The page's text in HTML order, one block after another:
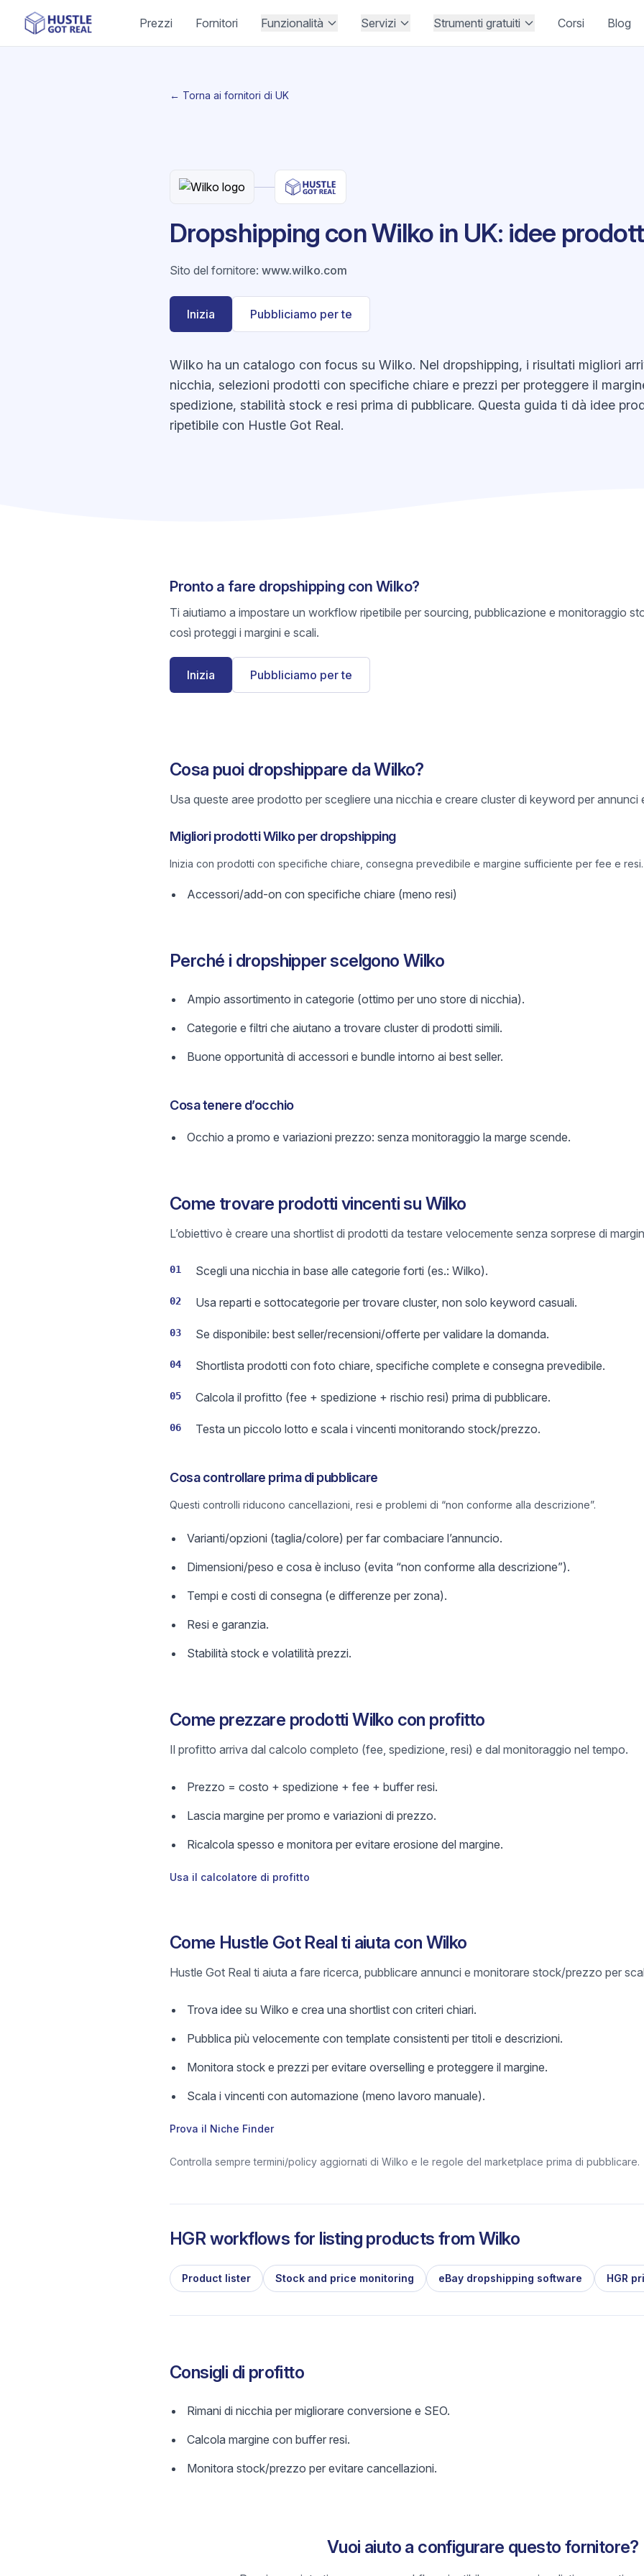
Prezzi Fornitori Funzionalità Servizi Strumenti gratuiti Corsi Blog
← Torna ai fornitori di UK
Dropshipping con Wilko in UK: idee
Sito del fornitore: www.wilko.com
Inizia Pubbliciamo per te
Wilko ha un catalogo con focus su Wilko. Nel dropshipping, i risultati migliori
nicchia, selezioni prodotti con specifiche chiare e prezzi per proteggere il
spedizione, stabilità stock e resi prima di pubblicare. Questa guida ti dà idee
ripetibile con Hustle Got Real.
Pronto a fare dropshipping con Wilko?
Ti aiutiamo a impostare un workflow ripetibile per sourcing, pubblicazione e monitoraggio
così proteggi i margini e scali.
Inizia Pubbliciamo per te
Cosa puoi dropshippare da Wilko?
Usa queste aree prodotto per scegliere una nicchia e creare cluster di keyword per annunci
Migliori prodotti Wilko per dropshipping
Inizia con prodotti con specifiche chiare, consegna prevedibile e margine sufficiente per fee e resi.
Accessori/add-on con specifiche chiare (meno resi)
Perché i dropshipper scelgono Wilko
Ampio assortimento in categorie (ottimo per uno store di nicchia).
Categorie e filtri che aiutano a trovare cluster di prodotti simili.
Buone opportunità di accessori e bundle intorno ai best seller.
Cosa tenere d’occhio
Occhio a promo e variazioni prezzo: senza monitoraggio la marge scende.
Come trovare prodotti vincenti su Wilko
L’obiettivo è creare una shortlist di prodotti da testare velocemente senza sorprese di
01 Scegli una nicchia in base alle categorie forti (es.: Wilko).
02 Usa reparti e sottocategorie per trovare cluster, non solo keyword casuali.
03 Se disponibile: best seller/recensioni/offerte per validare la domanda.
04 Shortlista prodotti con foto chiare, specifiche complete e consegna prevedibile.
05 Calcola il profitto (fee + spedizione + rischio resi) prima di pubblicare.
06 Testa un piccolo lotto e scala i vincenti monitorando stock/prezzo.
Cosa controllare prima di pubblicare
Questi controlli riducono cancellazioni, resi e problemi di “non conforme alla descrizione”.
Varianti/opzioni (taglia/colore) per far combaciare l’annuncio.
Dimensioni/peso e cosa è incluso (evita “non conforme alla descrizione”).
Tempi e costi di consegna (e differenze per zona).
Resi e garanzia.
Stabilità stock e volatilità prezzi.
Come prezzare prodotti Wilko con profitto
Il profitto arriva dal calcolo completo (fee, spedizione, resi) e dal monitoraggio nel tempo.
Prezzo = costo + spedizione + fee + buffer resi.
Lascia margine per promo e variazioni di prezzo.
Ricalcola spesso e monitora per evitare erosione del margine.
Usa il calcolatore di profitto
Come Hustle Got Real ti aiuta con Wilko
Hustle Got Real ti aiuta a fare ricerca, pubblicare annunci e monitorare stock/prezzo per
Trova idee su Wilko e crea una shortlist con criteri chiari.
Pubblica più velocemente con template consistenti per titoli e descrizioni.
Monitora stock e prezzi per evitare overselling e proteggere il margine.
Scala i vincenti con automazione (meno lavoro manuale).
Prova il Niche Finder
Controlla sempre termini/policy aggiornati di Wilko e le regole del marketplace prima di pubblicare.
HGR workflows for listing products from Wilko
Product lister Stock and price monitoring eBay dropshipping software HGR
Consigli di profitto
Rimani di nicchia per migliorare conversione e SEO.
Calcola margine con buffer resi.
Monitora stock/prezzo per evitare cancellazioni.
Vuoi aiuto a configurare questo fornitore?